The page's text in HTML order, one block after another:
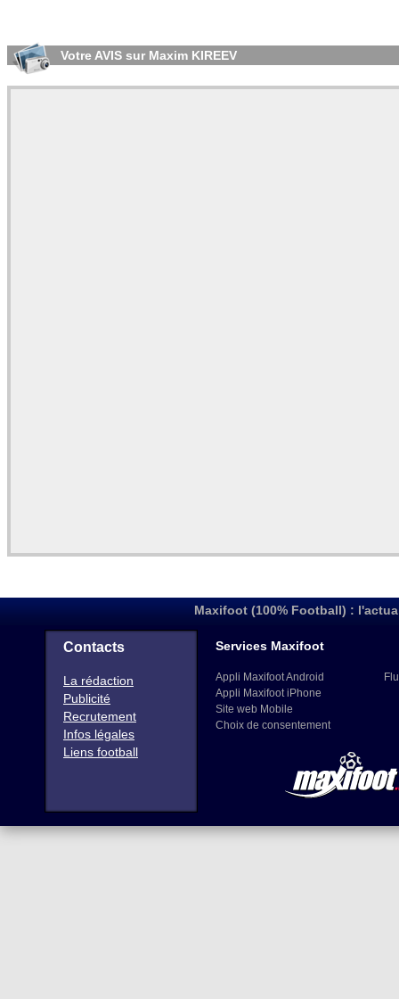
Votre AVIS sur Maxim KIREEV
Maxifoot (100% Football) :
Contacts
La rédaction
Publicité
Recrutement
Infos légales
Liens football
Services Maxifoot
Appli Maxifoot Android
Appli Maxifoot iPhone
Site web Mobile
Choix de consentement